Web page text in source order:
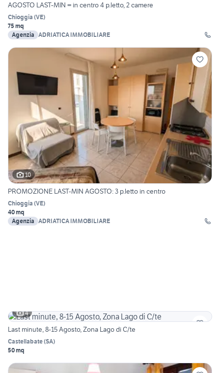
AGOSTO LAST-MIN = in centro 4 p.letto, 2 camere
Chioggia (VE)
75 mq
Agenzia ADRIATICA IMMOBILIARE
10
PROMOZIONE LAST-MIN AGOSTO: 3 p.letto in centro
Chioggia (VE)
40 mq
Agenzia ADRIATICA IMMOBILIARE
4
Last minute, 8-15 Agosto, Zona Lago di C/te
Castellabate(SA)
50 mq